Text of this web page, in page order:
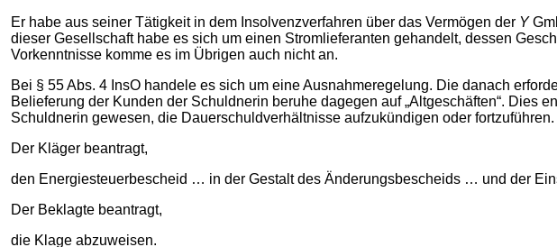
Er habe aus seiner Tätigkeit in dem Insolvenzverfahren über das Vermögen der Y
dieser Gesellschaft habe es sich um einen Stromlieferanten gehandelt, dessen
Vorkenntnisse komme es im Übrigen auch nicht an.
Bei § 55 Abs. 4 InsO handele es sich um eine Ausnahmeregelung. Die danach
Belieferung der Kunden der Schuldnerin beruhe dagegen auf „Altgeschäften“. Dies
Schuldnerin gewesen, die Dauerschuldverhältnisse aufzukündigen oder
Der Kläger beantragt,
den Energiesteuerbescheid … in der Gestalt des Änderungsbescheids … und der
Der Beklagte beantragt,
die Klage abzuweisen.